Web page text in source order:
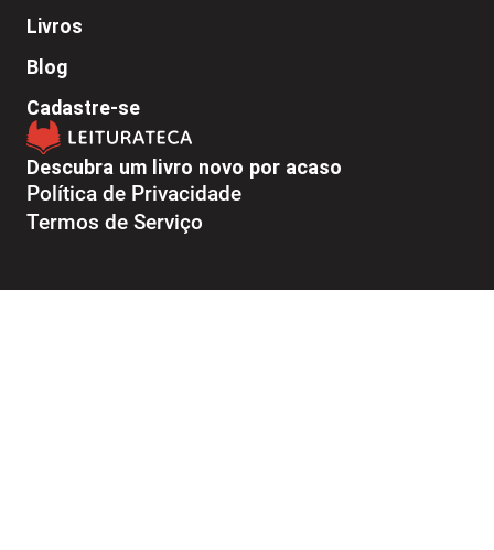
Descubra um livro novo por acaso
Política de Privacidade
Termos de Serviço
Livros
Blog
Cadastre-se